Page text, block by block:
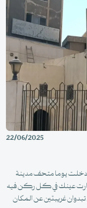
22/06/2025
دخلت يوما متحف مدينة
عينك في كل ركن فيه
غريبتين عن المكان